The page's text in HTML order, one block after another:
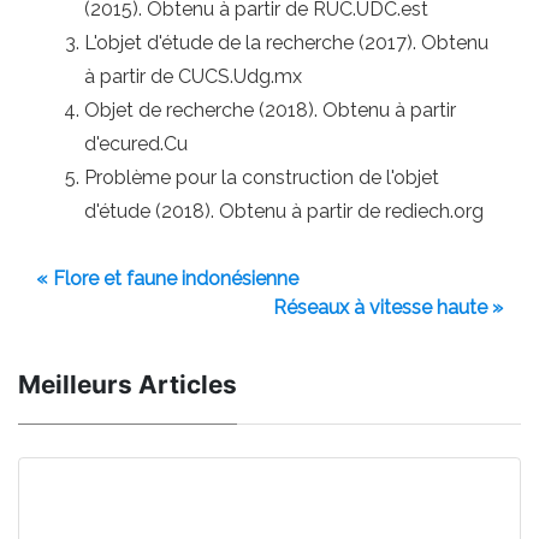
(2015). Obtenu à partir de RUC.UDC.est
L'objet d'étude de la recherche (2017). Obtenu
à partir de CUCS.Udg.mx
Objet de recherche (2018). Obtenu à partir
d'ecured.Cu
Problème pour la construction de l'objet
d'étude (2018). Obtenu à partir de rediech.org
« Flore et faune indonésienne
Réseaux à vitesse haute »
Meilleurs Articles